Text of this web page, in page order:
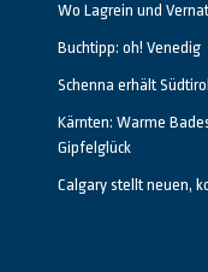
Wo Lagrein und
Buchtipp: oh! Venedig
Schenna erhält
Kärnten: Warme
Gipfelglück
Calgary stellt neuen,